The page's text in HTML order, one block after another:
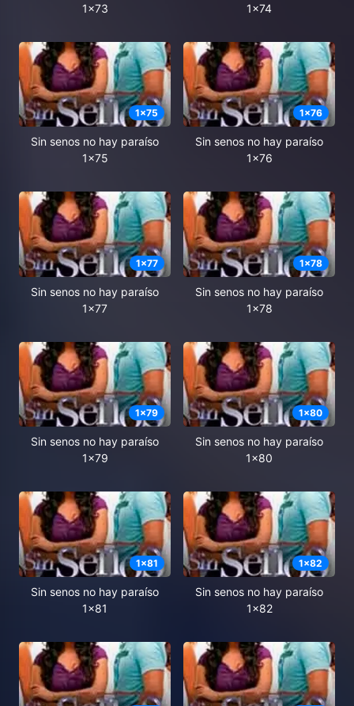
1x73
1x74
1x75
Sin senos no hay paraíso
1x75
1x76
Sin senos no hay paraíso
1x76
1x77
Sin senos no hay paraíso
1x77
1x78
Sin senos no hay paraíso
1x78
1x79
Sin senos no hay paraíso
1x79
1x80
Sin senos no hay paraíso
1x80
1x81
Sin senos no hay paraíso
1x81
1x82
Sin senos no hay paraíso
1x82